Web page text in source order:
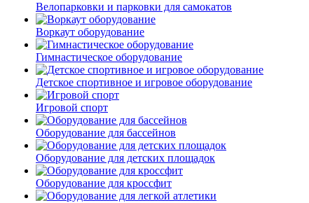
Велопарковки и парковки для самокатов
Воркаут оборудование
Гимнастическое оборудование
Детское спортивное и игровое оборудование
Игровой спорт
Оборудование для бассейнов
Оборудование для детских площадок
Оборудование для кроссфит